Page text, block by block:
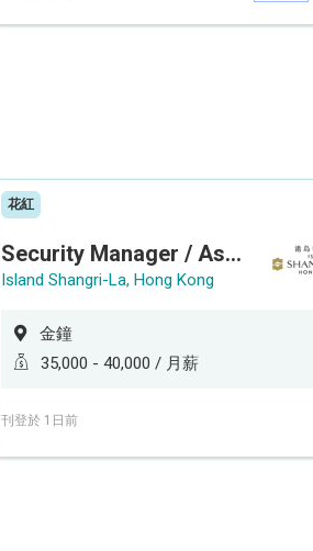
花紅
Security Manager / Assistant Security Manager
Island Shangri-La, Hong Kong
金鐘
35,000 - 40,000 / 月薪
刊登於 1日前